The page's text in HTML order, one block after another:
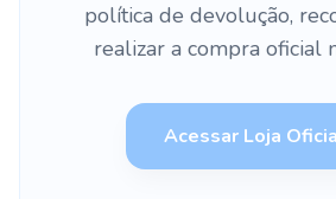
política de devolução,
realizar a compra oficial
Acessar Loja